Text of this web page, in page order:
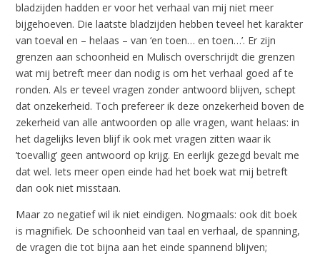
bladzijden hadden er voor het verhaal van mij niet meer
bijgehoeven. Die laatste bladzijden hebben teveel het karakter
van toeval en – helaas – van ‘en toen… en toen…’. Er zijn
grenzen aan schoonheid en Mulisch overschrijdt die grenzen
wat mij betreft meer dan nodig is om het verhaal goed af te
ronden. Als er teveel vragen zonder antwoord blijven, schept
dat onzekerheid. Toch prefereer ik deze onzekerheid boven de
zekerheid van alle antwoorden op alle vragen, want helaas: in
het dagelijks leven blijf ik ook met vragen zitten waar ik
’toevallig’ geen antwoord op krijg. En eerlijk gezegd bevalt me
dat wel. Iets meer open einde had het boek wat mij betreft
dan ook niet misstaan.
Maar zo negatief wil ik niet eindigen. Nogmaals: ook dit boek
is magnifiek. De schoonheid van taal en verhaal, de spanning,
de vragen die tot bijna aan het einde spannend blijven;